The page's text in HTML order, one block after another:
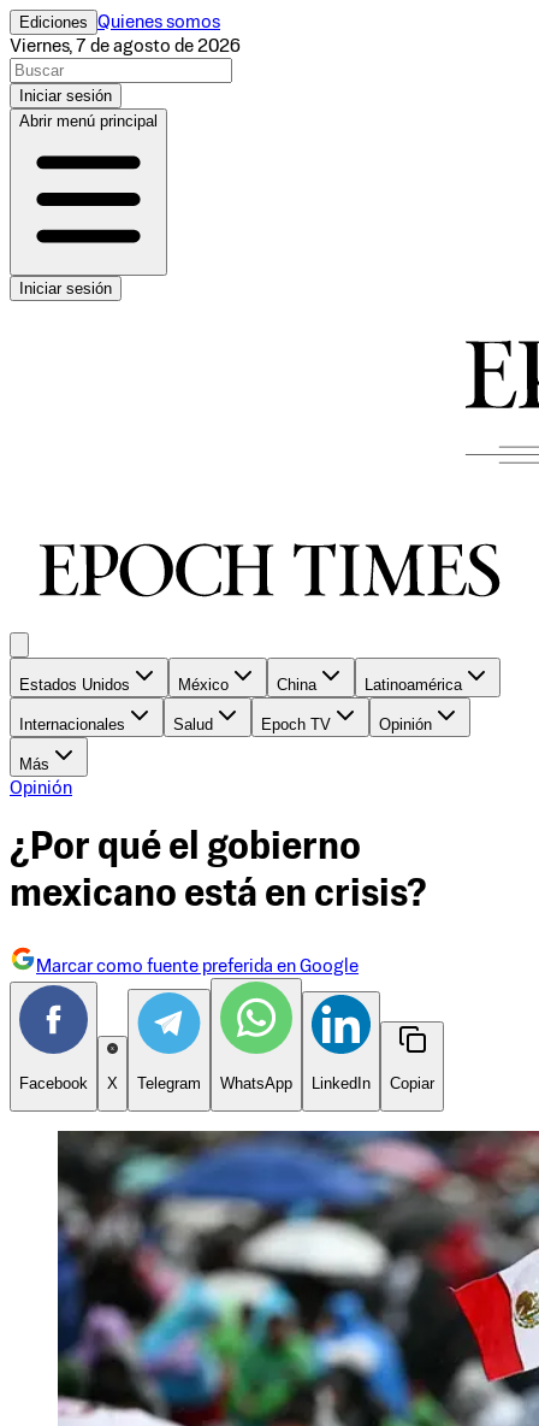
Ediciones Quienes somos
Viernes, 7 de agosto de 2026
Iniciar sesión
Abrir menú principal
Iniciar sesión
Estados Unidos México China Latinoamérica
Internacionales Salud Epoch TV Opinión
Más
Opinión
¿Por qué el gobierno
mexicano está en crisis?
Marcar como fuente preferida en Google
Facebook X Telegram WhatsApp LinkedIn Copiar